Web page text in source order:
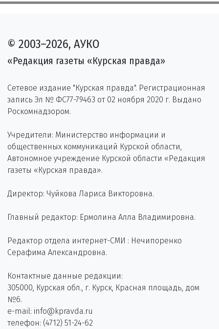
© 2003–2026, АУКО
«Редакция газеты «Курская правда»
Сетевое издание "Курская правда". Регистрационная
запись Эл № ФС77-79463 от 02 ноября 2020 г. Выдано
Роскомнадзором.
Учредители: Министерство информации и
общественных коммуникаций Курской области,
Автономное учреждение Курской области «Редакция
газеты «Курская правда».
Директор: Чуйкова Лариса Викторовна.
Главный редактор: Ермолина Алла Владимировна.
Редактор отдела интернет-СМИ : Нечипоренко
Серафима Александровна.
Контактные данные редакции:
305000, Курская обл., г. Курск, Красная площадь, дом
№6.
e-mail: info@kpravda.ru
телефон: (4712) 51-24-62